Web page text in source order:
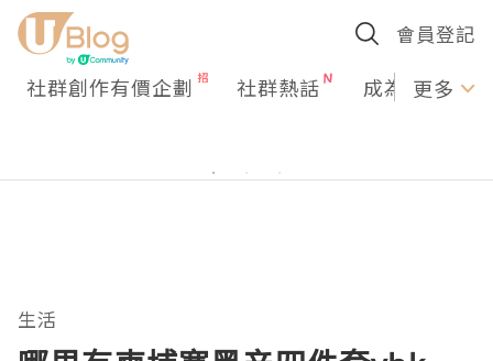
會員登記
社群創作有價企劃 社群熱話 成為U更多
生活